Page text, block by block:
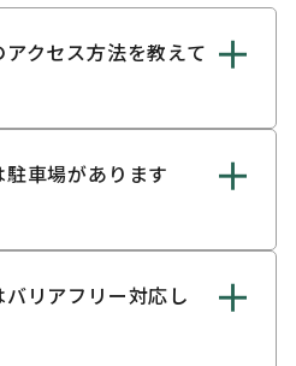
クセス方法を教えて
車場があります
リアフリー対応し